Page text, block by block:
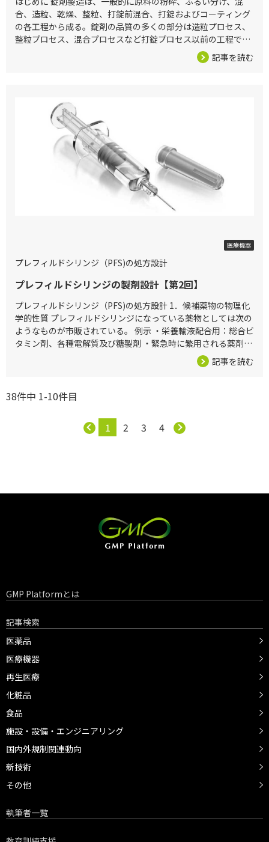
合、造粒、乾燥、整粒、打錠前混合、打錠およびコーティング
の各工程から成る。錠剤の品質の多くの部分は造粒プロセス、
整粒プロセス、混合プロセスなど打錠プロセス以前の工程で造
り込まれていて、これらの先行するプロセスに不具合がある
記事を読む
医療機器
プレフィルドシリンジ（PFS)の処方設計
プレフィルドシリンジの製剤設計【第2回】
プレフィルドシリンジ（PFS)の処方設計 1．候補薬物の物理化
学的性質 プレフィルドシリンジになっている薬物としては次の
ようなものが市販されている。 例示 ・栄養輸液配合用：総合ビ
タミン剤、各種電解質及び糖製剤 ・緊急時に繁用される薬剤：
エピネフィリン、ニトログリセリン、リドカイン ・ヒアルロン
記事を読む
38件中 1-10件目
1 2 3 4
GMP Platformとは
記事検索
医薬品
医療機器
再生医療
化粧品
食品
施設・設備・エンジニアリング
国内外規制関連動向
新技術
その他
執筆者一覧